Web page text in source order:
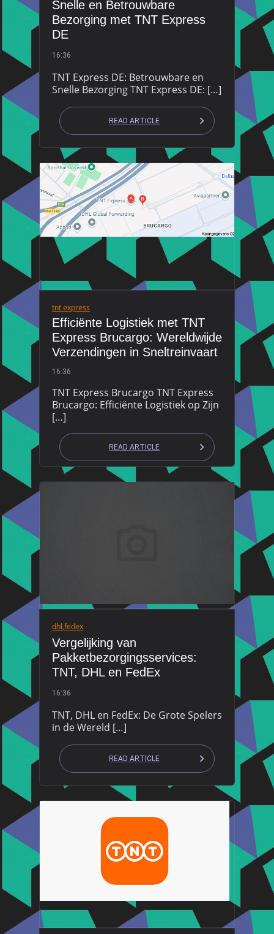
Snelle en Betrouwbare
Bezorging met TNT Express
DE
16:36
TNT Express DE: Betrouwbare en
Snelle Bezorging TNT Express DE: […]
READ ARTICLE
tnt express
Efficiënte Logistiek met TNT
Express Brucargo: Wereldwijde
Verzendingen in Sneltreinvaart
16:36
TNT Express Brucargo TNT Express
Brucargo: Efficiënte Logistiek op Zijn
[…]
READ ARTICLE
dhl,fedex
Vergelijking van
Pakketbezorgingsservices:
TNT, DHL en FedEx
16:36
TNT, DHL en FedEx: De Grote Spelers
in de Wereld […]
READ ARTICLE